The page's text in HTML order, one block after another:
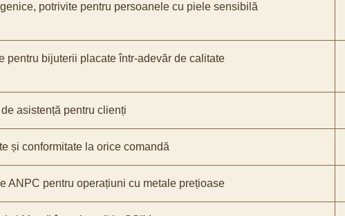
potrivite pentru persoanele cu piele sensibilă
pentru bijuterii placate într-adevăr de calitate
asistență pentru clienți
și conformitate la orice comandă
ANPC pentru operațiuni cu metale prețioase